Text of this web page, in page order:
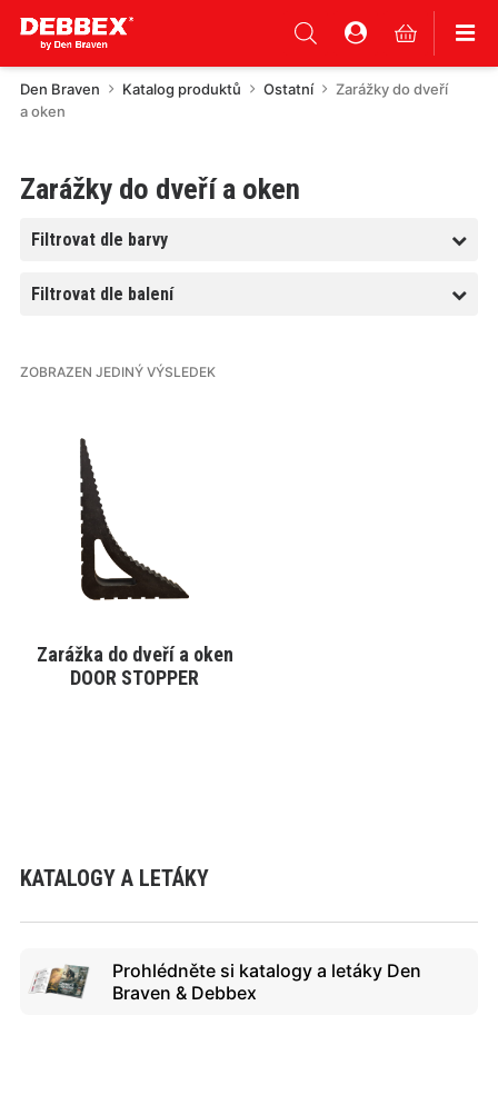
Den Braven Katalog produktů Ostatní
Zarážky do dveří
a oken
KATALOGY A LETÁKY
Prohlédněte si katalogy a letáky Den
Braven & Debbex
Zarážky do dveří a oken
Filtrovat dle barvy
Filtrovat dle balení
ZOBRAZEN JEDINÝ VÝSLEDEK
VYBRAT VARIANTU
produkt
variant.
Varianty
Zarážka do dveří a oken
DOOR STOPPER